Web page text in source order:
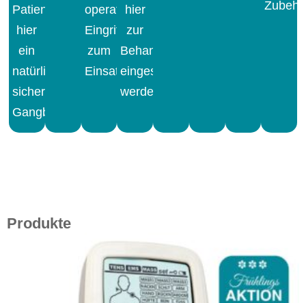
Patienten
hier
ein
natürliches,
sicheres
Gangbild.
operativen
Eingriffen,
zum
Einsatz.
hier
zur
Behandlung
eingesetzt
werden.
Produkte